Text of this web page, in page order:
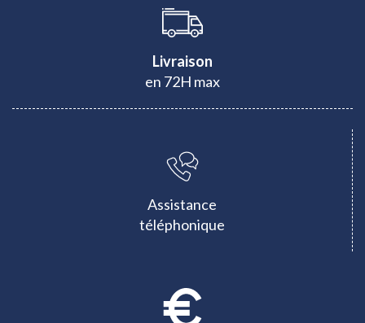
Livraison
en 72H max
Assistance
téléphonique